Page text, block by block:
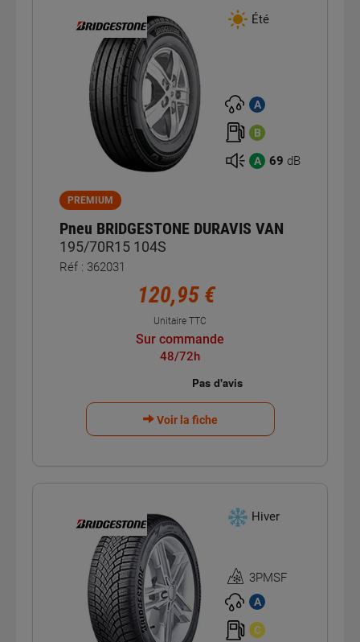
Été
A
B
A 69 dB
PREMIUM
Pneu BRIDGESTONE DURAVIS VAN
195/70R15 104S
Réf : 362031
120,95 €
Unitaire TTC
Sur commande
48/72h
Voir la fiche
Hiver
Homologation
3PMSF
3PMSF
A
C